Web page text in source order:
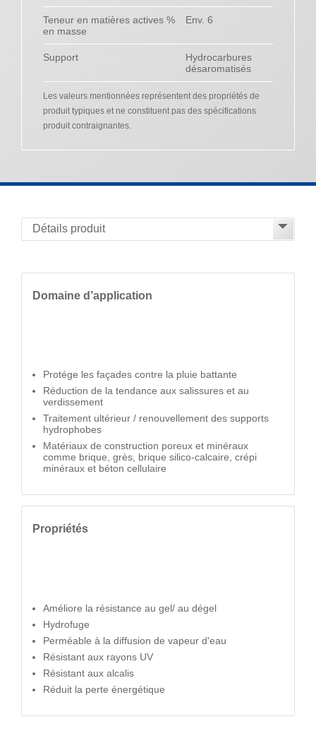
Teneur en matières actives %
en masse
Env. 6
Support
Hydrocarbures
désaromatisés
Les valeurs mentionnées représentent des propriétés de
produit typiques et ne constituent pas des spécifications
produit contraignantes.
Domaine d’application
Protége les façades contre la pluie battante
Réduction de la tendance aux salissures et au
verdissement
Traitement ultérieur / renouvellement des supports
hydrophobes
Matériaux de construction poreux et minéraux
comme brique, grès, brique silico-calcaire, crépi
minéraux et béton cellulaire
Propriétés
Améliore la résistance au gel/ au dégel
Hydrofuge
Perméable à la diffusion de vapeur d'eau
Résistant aux rayons UV
Résistant aux alcalis
Réduit la perte énergétique